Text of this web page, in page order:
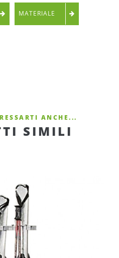
MATERIALE
ANCHE...
SIMILI